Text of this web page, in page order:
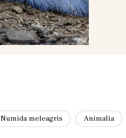
Numida meleagris Animalia